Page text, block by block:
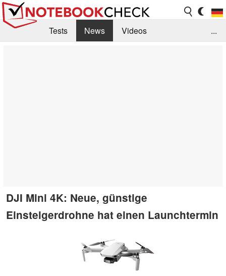
Tests News
Videos
...
DJI Mini 4K: Neue, günstige
Einsteigerdrohne hat einen Launchtermin